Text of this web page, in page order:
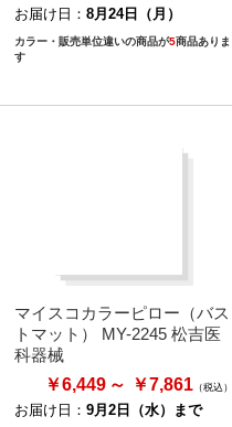
お届け日： 8月24日（月）
カラー・販売単位違いの商品が5商品ありま
す
マイスコカラーピロー（バス
トマット） MY-2245 松吉医
科器械
￥6,449
￥7,861
お届け日： 9月2日（水）まで